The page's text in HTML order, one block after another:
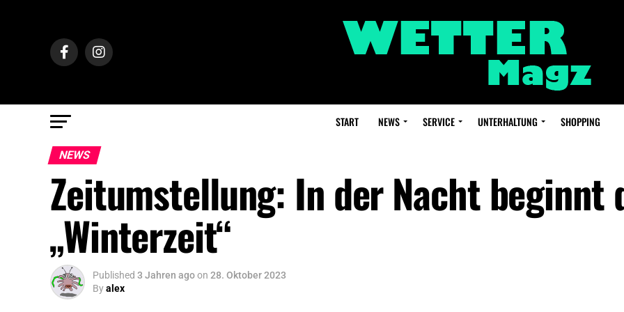
START NEWS SERVICE UNTERHALTUNG SHOPPING
NEWS
Zeitumstellung: In der Nacht beginnt
„Winterzeit“
Published 3 Jahren agoon 28. Oktober 2023
Byalex